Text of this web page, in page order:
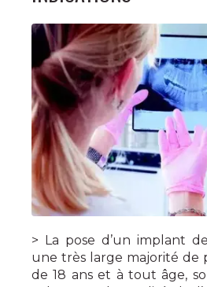
> La pose d’un implant
une très large majorité de
de 18 ans et à tout âge,